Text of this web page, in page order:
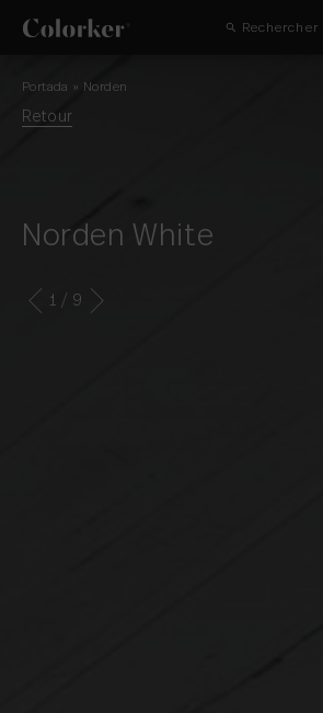
Rechercher
Portada » Norden
Retour
Norden White
1 / 9